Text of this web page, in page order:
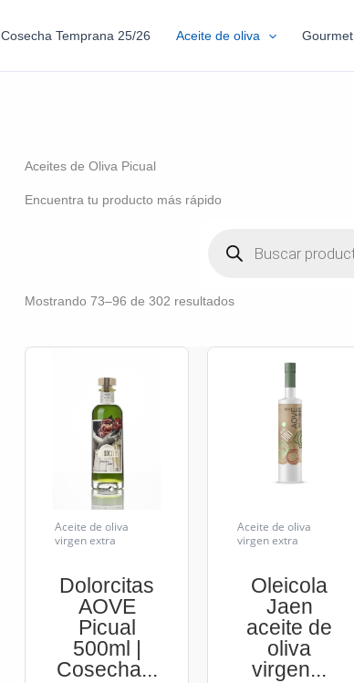
Cosecha Temprana 25/26 Aceite de oliva Gourmet
Aceites de Oliva Picual
Encuentra tu producto más rápido
Mostrando 73–96 de 302 resultados
Aceite de oliva
virgen extra
Dolorcitas
AOVE
Picual
500ml |
Cosecha...
Aceite de oliva
virgen extra
Oleicola
Jaen
aceite de
oliva
virgen...